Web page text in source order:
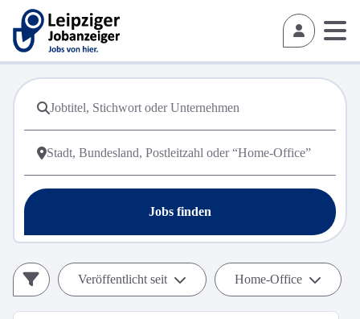
Jobs finden
Veröffentlicht seit Home-Office